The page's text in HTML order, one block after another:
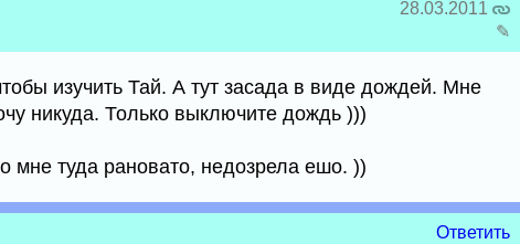
28.03.2011
✎
изучить Тай. А тут засада в виде дождей. Мне
никуда. Только выключите дождь )))
мне туда рановато, недозрела ешо. ))
Ответить